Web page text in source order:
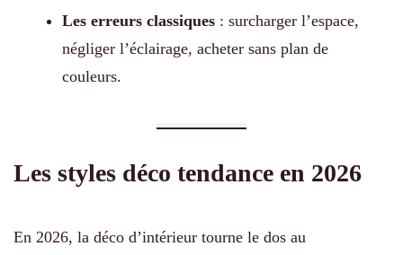
Les erreurs classiques : surcharger l’espace,
négliger l’éclairage, acheter sans plan de
couleurs.
Les styles déco tendance en 2026
En 2026, la déco d’intérieur tourne le dos au